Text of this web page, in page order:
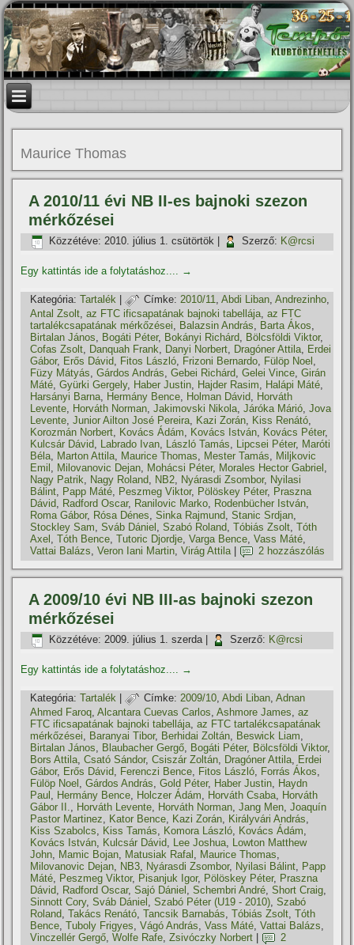
Maurice Thomas
A 2010/11 évi NB II-es bajnoki szezon
mérkőzései
Közzétéve: 2010. július 1. csütörtök Szerző: K@rcsi
Egy kattintás ide a folytatáshoz.... →
Kategória: Tartalék | Címke: 2010/11,Abdi Liban,Andrezinho,
Antal Zsolt,az FTC ificsapatának bajnoki tabellája,az FTC
tartalékcsapatának mérkőzései, Balazsin András, Barta Ákos,
Birtalan János, Bogáti Péter, Bokányi Richárd, Bölcsföldi Viktor,
Cofas Zsolt, Danquah Frank, Danyi Norbert, Dragóner Attila, Erdei
Gábor, Erős Dávid, Fitos László, Frizoni Bernardo, Fülöp Noel ,
Füzy Mátyás,Gárdos András,Gebei Richárd,Gelei Vince,Girán
Máté,Gyürki Gergely, Haber Justin, Hajder Rasim, Halápi Máté,
Harsányi Barna, Hermány Bence, Holman Dávid, Horváth
Levente, Horváth Norman,Jakimovski Nikola,Járóka Márió,Jova
Levente,Junior Ailton José Pereira, Kazi Zorán, Kiss Renátó,
Korozmán Norbert, Kovács Ádám, Kovács István, Kovács Péter,
Kulcsár Dávid, Labrado Ivan, László Tamás, Lipcsei Péter, Maróti
Béla, Marton Attila, Maurice Thomas, Mester Tamás, Miljkovic
Emil , Milovanovic Dejan, Mohácsi Péter, Morales Hector Gabriel ,
Nagy Patrik, Nagy Roland, NB2, Nyárasdi Zsombor, Nyilasi
Bálint, Papp Máté, Peszmeg Viktor, Pölöskey Péter, Praszna
Dávid, Radford Oscar, Ranilovic Marko, Rodenbücher István,
Roma Gábor, Rósa Dénes,Sinka Rajmund,Stanic Srdjan,
Stockley Sam,Sváb Dániel ,Szabó Roland,Tóbiás Zsolt,Tóth
Axel ,Tóth Bence,Tutoric Djordje,Varga Bence,Vass Máté,
Vattai Balázs,Veron Iani Martin,Virág Attila| 2 hozzászólás
A 2009/10 évi NB III-as bajnoki szezon
mérkőzései
Közzétéve: 2009. július 1. szerda| Szerző: K@rcsi
Egy kattintás ide a folytatáshoz.... →
Kategória: Tartalék | Címke: 2009/10,Abdi Liban,Adnan
Ahmed Faroq,Alcantara Cuevas Carlos,Ashmore James,az
FTC ificsapatának bajnoki tabellája,az FTC tartalékcsapatának
mérkőzései, Baranyai Tibor, Berhidai Zoltán, Beswick Liam,
Birtalan János, Blaubacher Gergő, Bogáti Péter, Bölcsföldi Viktor,
Bors Attila,Csató Sándor,Csiszár Zoltán, Dragóner Attila, Erdei
Gábor, Erős Dávid, Ferenczi Bence, Fitos László, Forrás Ákos,
Fülöp Noel ,Gárdos András,Gold Péter, Haber Justin, Haydn
Paul , Hermány Bence, Holczer Ádám, Horváth Csaba, Horváth
Gábor II., Horváth Levente, Horváth Norman,Jang Men,Joaquí­n
Pastor Martinez, Kator Bence, Kazi Zorán, Királyvári András,
Kiss Szabolcs, Kiss Tamás, Komora László, Kovács Ádám,
Kovács István, Kulcsár Dávid, Lee Joshua, Lowton Matthew
John, Mamic Bojan, Matusiak Rafal , Maurice Thomas,
Milovanovic Dejan, NB3, Nyárasdi Zsombor, Nyilasi Bálint, Papp
Máté, Peszmeg Viktor, Pisanjuk Igor, Pölöskey Péter, Praszna
Dávid, Radford Oscar,Sajó Dániel ,Schembri André,Short Craig,
Sinnott Cory,Sváb Dániel ,Szabó Péter (U19 - 2010),Szabó
Roland,Takács Renátó,Tancsik Barnabás,Tóbiás Zsolt,Tóth
Bence,Tuboly Frigyes,Vágó András,Vass Máté,Vattai Balázs,
Vinczellér Gergő,Wolfe Rafe,Zsivóczky Norbert
2